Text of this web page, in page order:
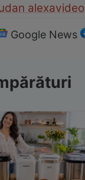
dan alexavideo
Google News